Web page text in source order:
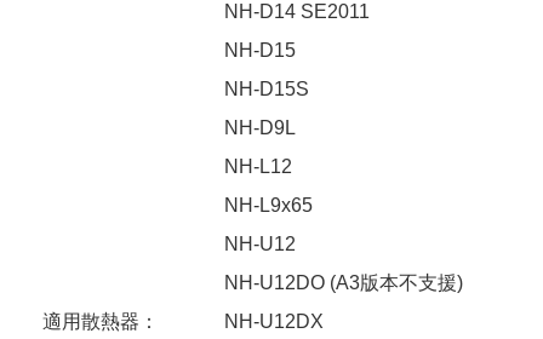
適用散熱器：
NH-D14 SE2011
NH-D15
NH-D15S
NH-D9L
NH-L12
NH-L9x65
NH-U12
NH-U12DO (A3版本不支援)
NH-U12DX